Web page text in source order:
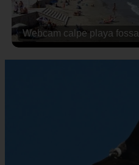
Webcam calpe playa fossa